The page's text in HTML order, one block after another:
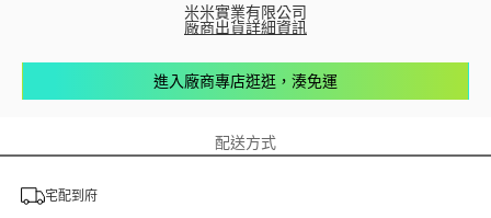
米米實業有限公司
廠商出貨詳細資訊
進入廠商專店逛逛，湊免運
配送方式
宅配到府